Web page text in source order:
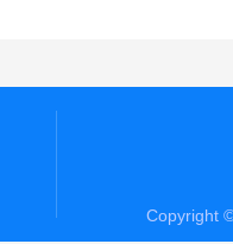
Copyright